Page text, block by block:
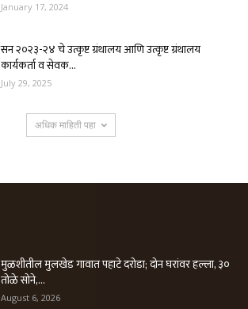
January 17, 2024
सन २०२३-२४ चे उत्कृष्ट ग्रंथालय आणि उत्कृष्ट ग्रंथालय
कार्यकर्ता व सेवक...
July 29, 2025
अधिक माहिती पहा
मुळशीतील मुलखेड गावात पहाटे दरोडा; दोन घरांवर हल्ला, ३०
तोळे सोने,...
August 6, 2026